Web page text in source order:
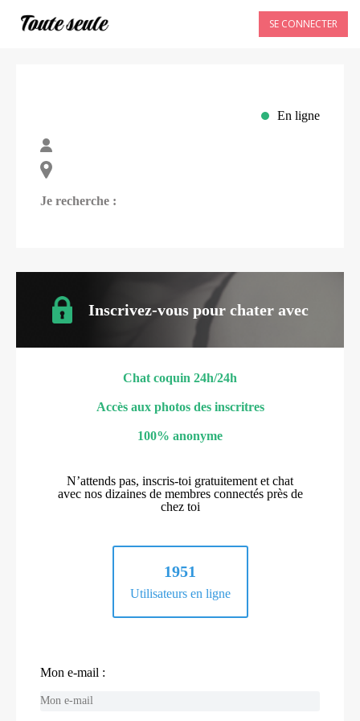
SE CONNECTER
En ligne
Je recherche :
Inscrivez-vous pour chater avec
Chat coquin 24h/24h
Accès aux photos des inscritres
100% anonyme
N’attends pas, inscris-toi gratuitement et chat
avec nos dizaines de membres connectés près de
chez toi
1951
Utilisateurs en ligne
Mon e-mail :